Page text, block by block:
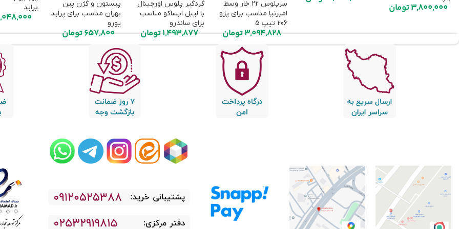
3,800,000تومان
سرپلوس 22 خار وسط
امیرنیا مناسب برای پژو
206 تیپ 5
3,094,828تومان
گردگیر پلوس اورجینال
با لیبل ایساکو مناسب
برای ساندرو
1,493,877تومان
پیستون و گژن پین
بهران مناسب برای پراید
یورو
657,800تومان
پراید
Read
Read
Read
Read
Read